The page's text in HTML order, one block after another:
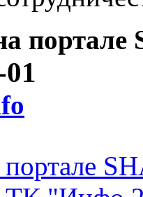
портале
портале